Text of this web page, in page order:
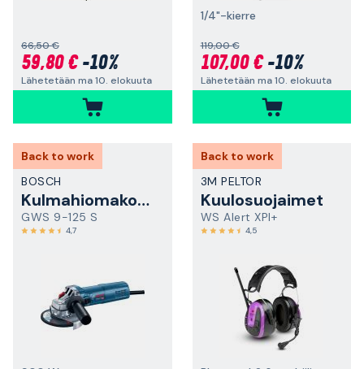
66,50 €
59,80 €-10%
Lähetetään ma 10. elokuuta
1/4"-kierre
119,00 €
107,00 €-10%
Lähetetään ma 10. elokuuta
Back to work
BOSCH
Kulmahiomakone
GWS 9-125 S
4,7
Back to work
3M PELTOR
Kuulosuojaimet
WS Alert XPI+
4,5